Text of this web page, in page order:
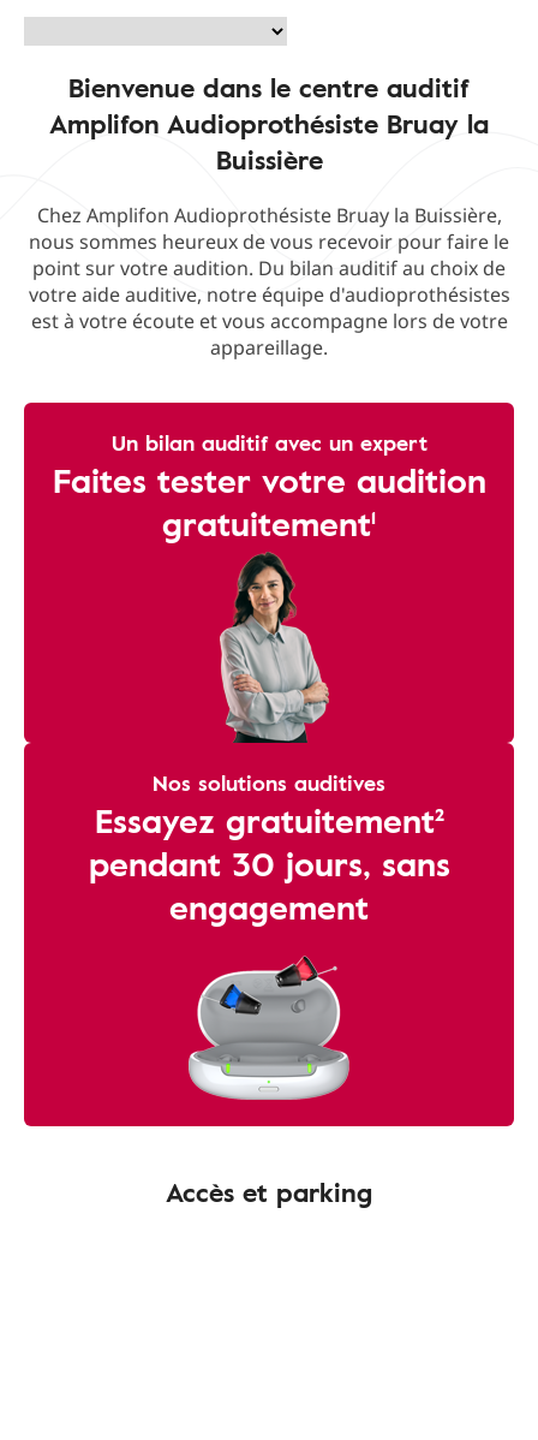
Bienvenue dans le centre auditif
Amplifon Audioprothésiste Bruay la
Buissière
Chez Amplifon Audioprothésiste Bruay la Buissière,
nous sommes heureux de vous recevoir pour faire le
point sur votre audition. Du bilan auditif au choix de
votre aide auditive, notre équipe d'audioprothésistes
est à votre écoute et vous accompagne lors de votre
appareillage.
Un bilan auditif avec un expert
Faites tester votre audition
gratuitement¹
Nos solutions auditives
Essayez gratuitement²
pendant 30 jours, sans
engagement
Accès et parking